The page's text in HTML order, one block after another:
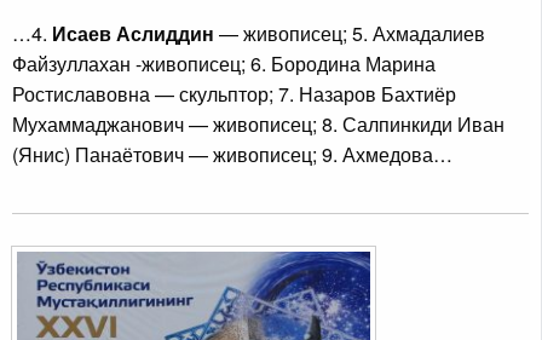
…4. Исаев Аслиддин — живописец; 5. Ахмадалиев
Файзуллахан -живописец; 6. Бородина Марина
Ростиславовна — скульптор; 7. Назаров Бахтиёр
Мухаммаджанович — живописец; 8. Салпинкиди Иван
(Янис) Панаётович — живописец; 9. Ахмедова…